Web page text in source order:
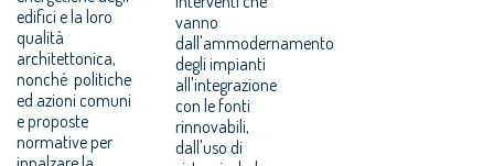
edifici e la loro
qualità
architettonica,
nonché politiche
ed azioni comuni
e proposte
normative per
vanno
dall'ammodernamento
degli impianti
all'integrazione
con le fonti
rinnovabili,
dall'uso di